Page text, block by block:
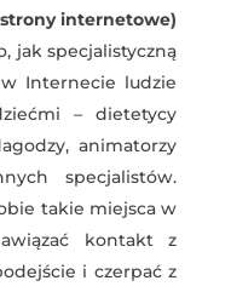
internetowe)
jak specjalistyczną
Internecie ludzie
– dietetycy
animatorzy
specjalistów.
takie miejsca w
kontakt z
i czerpać z